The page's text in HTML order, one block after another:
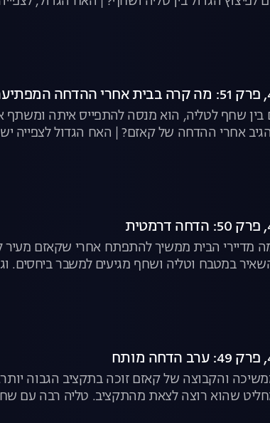
בין שחף לטליה, הוא מנסה להתפייס איתה
אחרי ההדחה של קאזם? | האח הגדול לצפייה
מדיירי הבית ממשיך להתפתח אחרי שקאזם מעיר
במטבח וטליה ושחף מגיעים למשבר
והקבוצה של קאזם זוכה בתקציב הגבוה יותר.
שהוא רוצה לצאת מהתקציב. טליה רבה עם
| האח הגדול, לצפייה ישירה